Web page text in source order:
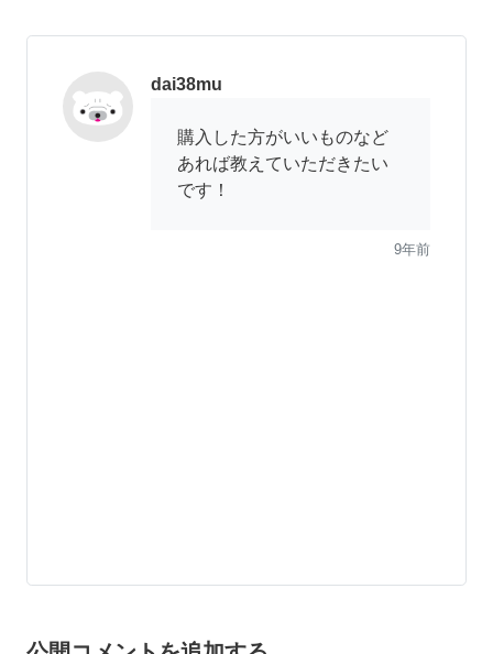
dai38mu
購入した方がいいものなど
あれば教えていただきたい
です！
9年前